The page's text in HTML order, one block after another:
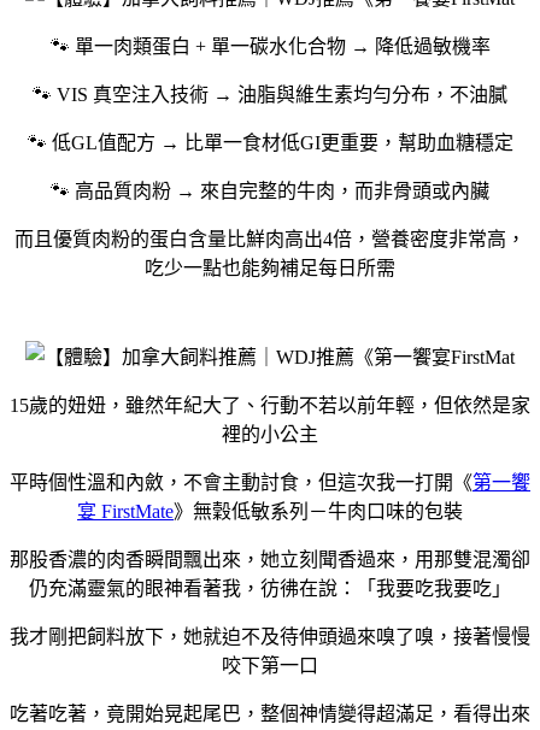
🐾 單一肉類蛋白 + 單一碳水化合物 → 降低過敏機率
🐾 VIS 真空注入技術 → 油脂與維生素均勻分布，不油膩
🐾 低GL值配方 → 比單一食材低GI更重要，幫助血糖穩定
🐾 高品質肉粉 → 來自完整的牛肉，而非骨頭或內臟
而且優質肉粉的蛋白含量比鮮肉高出4倍，營養密度非常高，
吃少一點也能夠補足每日所需
15歲的妞妞，雖然年紀大了、行動不若以前年輕，但依然是家
裡的小公主
平時個性溫和內斂，不會主動討食，但這次我一打開《第一饗
宴 FirstMate》無穀低敏系列－牛肉口味的包裝
那股香濃的肉香瞬間飄出來，她立刻聞香過來，用那雙混濁卻
仍充滿靈氣的眼神看著我，彷彿在說：「我要吃我要吃」
我才剛把飼料放下，她就迫不及待伸頭過來嗅了嗅，接著慢慢
咬下第一口
吃著吃著，竟開始晃起尾巴，整個神情變得超滿足，看得出來